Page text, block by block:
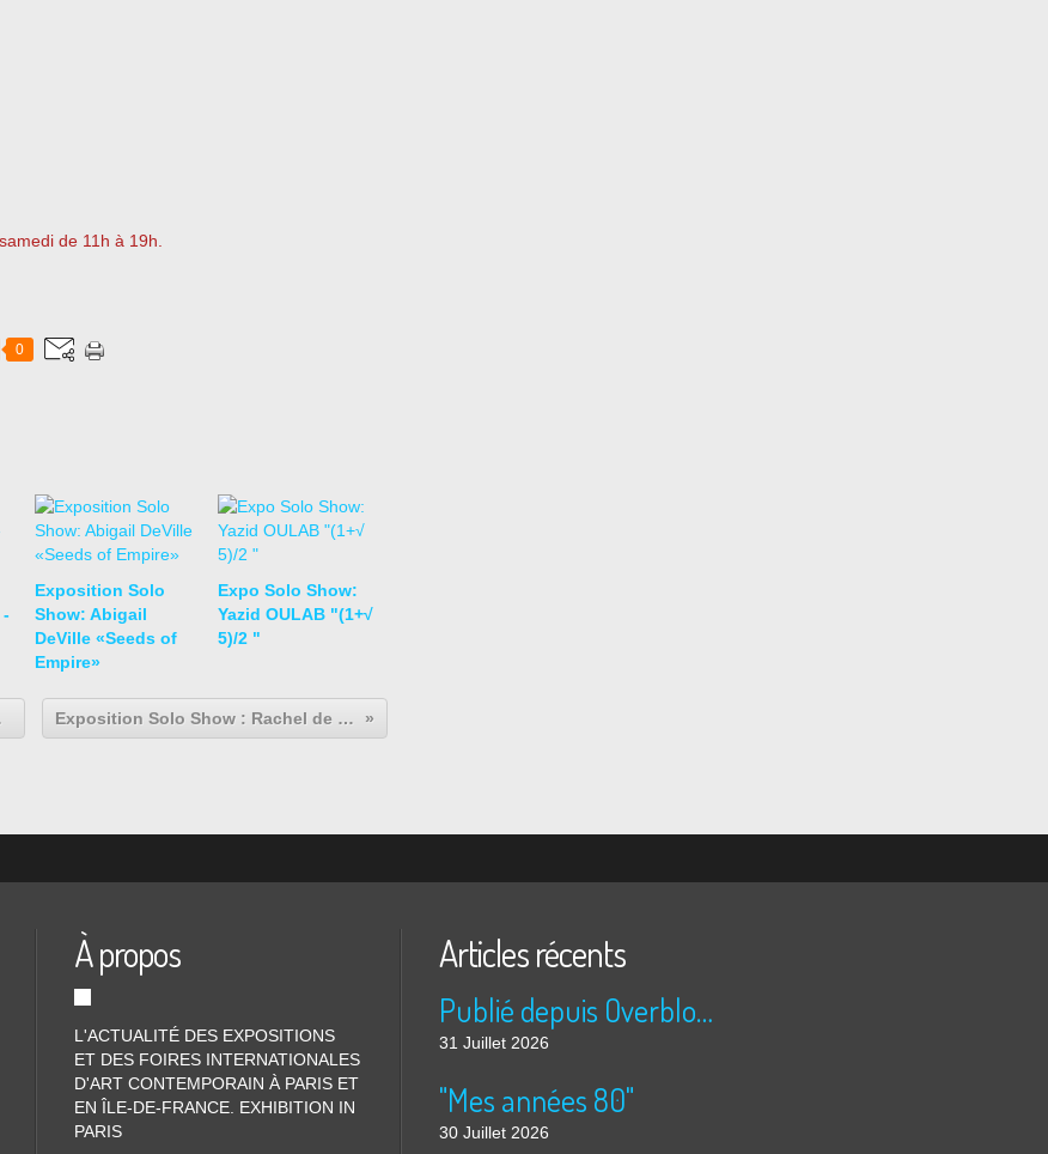
de 11h à 19h.
0
-
Exposition Solo
Show: Abigail
DeVille «Seeds of
Empire»
Expo Solo Show:
Yazid OULAB "(1+√
5)/2 "
! Exposition Solo Show : Rachel de JOODE « Instead of Pieces, a Play »
À propos
L'ACTUALITÉ DES EXPOSITIONS
ET DES FOIRES INTERNATIONALES
D'ART CONTEMPORAIN À PARIS ET
EN ÎLE-DE-FRANCE. EXHIBITION IN
PARIS
Articles récents
Publié depuis Overblog et Facebook
31 Juillet 2026
"Mes années 80"
30 Juillet 2026